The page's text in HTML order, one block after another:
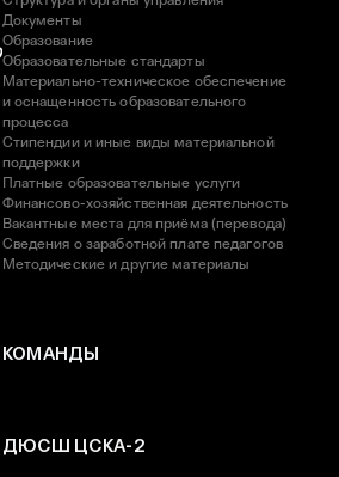
Документы
Образование
Образовательные стандарты
Материально-техническое обеспечение
и оснащенность образовательного
процесса
Стипендии и иные виды материальной
поддержки
Платные образовательные услуги
Финансово-хозяйственная деятельность
Вакантные места для приёма (перевода)
Сведения о заработной плате педагогов
Методические и другие материалы
КОМАНДЫ
ДЮСШ ЦСКА-2